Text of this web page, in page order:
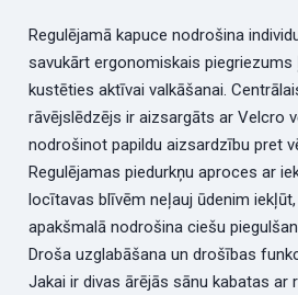
Regulējamā kapuce nodrošina
savukārt ergonomiskais piegriezums
kustēties aktīvai valkāšanai.
rāvējslēdzējs ir aizsargāts ar Velcro
nodrošinot papildu aizsardzību pret
Regulējamas piedurkņu aproces ar
locītavas blīvēm neļauj ūdenim
apakšmalā nodrošina ciešu
Droša uzglabāšana un drošības
Jakai ir divas ārējās sānu kabatas ar